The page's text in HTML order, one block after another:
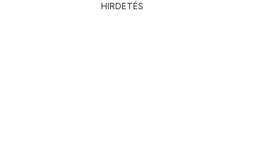
HIRDETÉS